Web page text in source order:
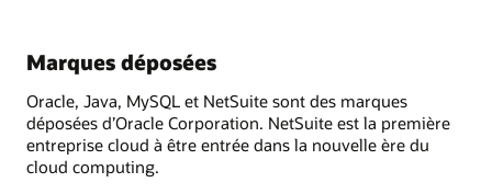
Marques déposées
Oracle, Java, MySQL et NetSuite sont des marques
déposées d’Oracle Corporation. NetSuite est la première
entreprise cloud à être entrée dans la nouvelle ère du
cloud computing.